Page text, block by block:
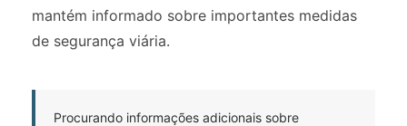
mantém informado sobre importantes medidas
de segurança viária.
Procurando informações adicionais sobre